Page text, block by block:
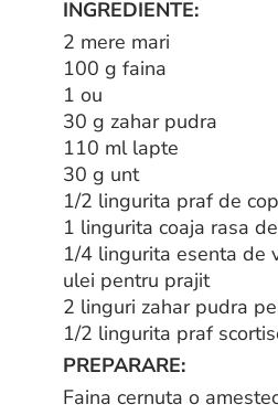
INGREDIENTE:
2 mere mari
100 g faina
1 ou
30 g zahar pudra
110 ml lapte
30 g unt
1/2 lingurita praf de
1 lingurita coaja rasa
1/4 lingurita esenta de
ulei pentru prajit
2 linguri zahar pudra
1/2 lingurita praf
PREPARARE:
Faina cernuta o